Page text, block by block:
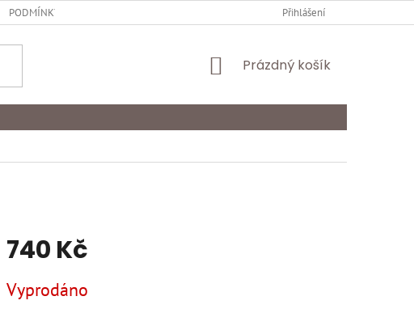
PODMÍNKY OCHRANY OSOBNÍCH ÚDAJŮ ODSTOUPENÍ OD
Přihlášení
NÁKUPNÍ
Prázdný košík
740 Kč
cena:
Vyprodáno